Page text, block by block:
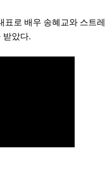
표로 배우 송혜교와 스트레
받았다.